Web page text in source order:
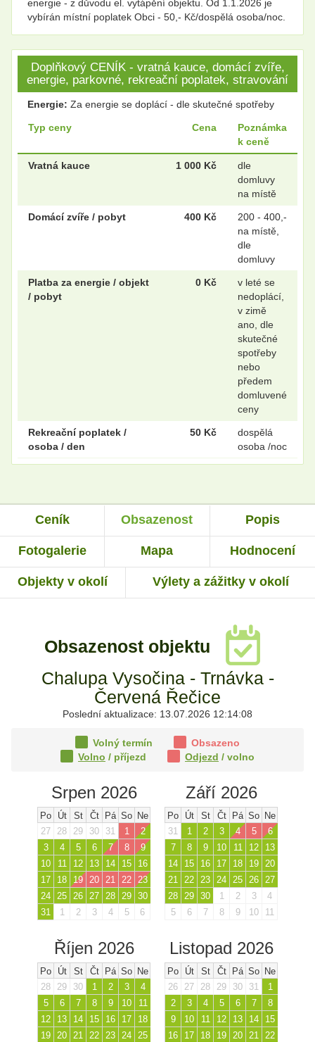
energie - z důvodu el. vytápění objektu. Od 1.1.2026 je
vybírán místní poplatek Obci - 50,- Kč/dospělá osoba/noc.
Doplňkový CENÍK - vratná kauce, domácí zvíře,
energie, parkovné, rekreační poplatek, stravování
Energie: Za energie se doplácí - dle skutečné spotřeby
Typ ceny Cena
Poznámka
k ceně
Vratná kauce 1 000 Kč
dle
domluvy
na místě
Domácí zvíře / pobyt 400 Kč
200 - 400,-
na místě,
dle
domluvy
Platba za energie / objekt
/ pobyt
0 Kč
v leté se
nedoplácí,
v zimě
ano, dle
skutečné
spotřeby
nebo
předem
domluvené
ceny
Rekreační poplatek /
osoba / den
50 Kč
dospělá
osoba /noc
Ceník Obsazenost Popis
Fotogalerie Mapa Hodnocení
Objekty v okolí Výlety a zážitky v okolí
Obsazenost objektu
Chalupa Vysočina - Trnávka -
Červená Řečice
Poslední aktualizace: 13.07.2026 12:14:08
Volný termín
Obsazeno
Volno / příjezd Odjezd / volno
Srpen 2026
Po Út St Čt Pá So Ne
27
28 29 30 31 1
2
3
4 5 6 7 8
9
10
11 12 13 14 15
16
17
18 19 20 21 22
23
24
25 26 27 28 29 30
31
1 2 3 4 5 6
Září 2026
Po Út St Čt Pá So Ne
31
1 2 3 4 5
6
7
8 9 10 11 12
13
14
15 16 17 18 19
20
21
22 23 24 25 26
27
28
29 30 1 2 3
4
5
6 7 8 9 10 11
Říjen 2026
Po Út St Čt Pá So Ne
28
29 30 1 2 3
4
5
6 7 8 9 10
11
12
13 14 15 16 17
18
19 20 21 22 23 24 25
Listopad 2026
Po Út St Čt Pá So Ne
26
27 28 29 30 31
1
2
3 4 5 6 7
8
9
10 11 12 13 14
15
16
17 18 19 20 21 22